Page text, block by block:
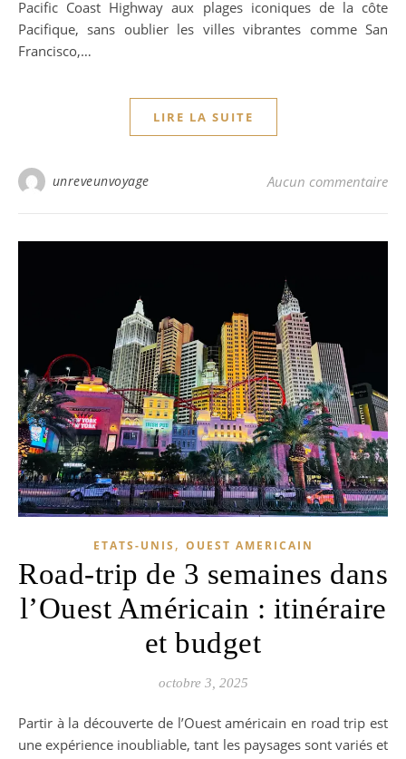
Pacific Coast Highway aux plages iconiques de la côte
Pacifique, sans oublier les villes vibrantes comme San
Francisco,…
LIRE LA SUITE
unreveunvoyage Aucun commentaire
ETATS-UNIS , OUEST AMERICAIN
Road-trip de 3 semaines dans
l’Ouest Américain : itinéraire
et budget
octobre 3, 2025
Partir à la découverte de l’Ouest américain en road trip est
une expérience inoubliable, tant les paysages sont variés et